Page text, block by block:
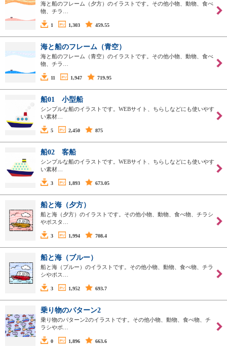
海と船のフレーム（夕方）のイラストです。その他小物、動物、食べ
物、チラ…
1 1,303 459.55
海と船のフレーム（青空）
海と船のフレーム（青空）のイラストです。その他小物、動物、食べ
物、チラ…
11 1,947 719.95
船01 小型船
シンプルな船のイラストです。WEBサイト、ちらしなどにも使いやす
い素材…
5 2,450 875
船02 客船
シンプルな船のイラストです。WEBサイト、ちらしなどにも使いやす
い素材…
3 1,893 673.05
船と海（夕方）
船と海（夕方）のイラストです。その他小物、動物、食べ物、チラシ
やポスタ…
3 1,994 708.4
船と海（ブルー）
船と海（ブルー）のイラストです。その他小物、動物、食べ物、チラ
シやポス…
3 1,952 693.7
乗り物のパターン2
乗り物のパターン2のイラストです。その他小物、動物、食べ物、チ
ラシやポ…
0 1,896 663.6